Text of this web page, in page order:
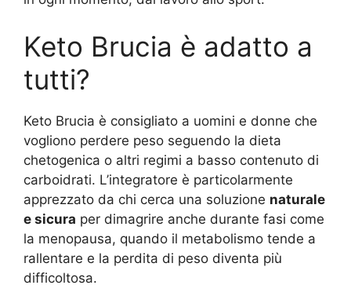
Keto Brucia è adatto a
tutti?
Keto Brucia è consigliato a uomini e donne che
vogliono perdere peso seguendo la dieta
chetogenica o altri regimi a basso contenuto di
carboidrati. L’integratore è particolarmente
apprezzato da chi cerca una soluzione naturale
e sicura per dimagrire anche durante fasi come
la menopausa, quando il metabolismo tende a
rallentare e la perdita di peso diventa più
difficoltosa.